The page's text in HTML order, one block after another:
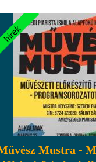
Mustra -